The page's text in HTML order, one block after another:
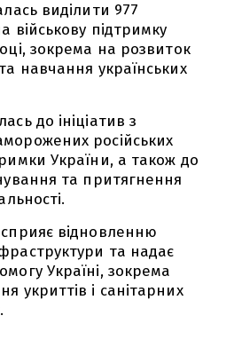
виділити 977
військову підтримку
зокрема на розвиток
навчання українських
до ініціатив з
російських
України, а також до
та притягнення
сприяє відновленню
та надає
Україні, зокрема
укриттів і санітарних